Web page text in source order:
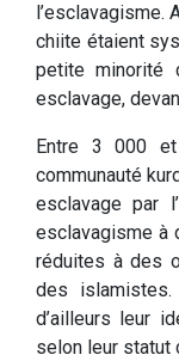
l’esclavagisme.
chiite étaient
petite minorité
esclavage,
Entre 3 000
communauté
esclavage par
esclavagisme à
réduites à des
des
d’ailleurs leur
selon leur statut